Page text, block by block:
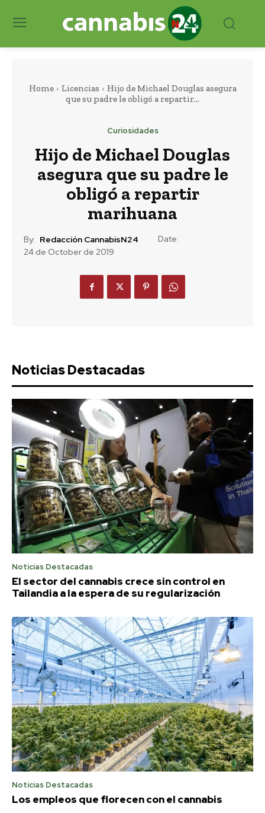
Home Licencias
Hijo de Michael Douglas asegura
que su padre le obligó a repartir...
Curiosidades
Hijo de Michael Douglas
asegura que su padre le
obligó a repartir
marihuana
By: Redacción CannabisN24
Date:
24 de October de 2019
Noticias Destacadas
Noticias Destacadas
El sector del cannabis crece sin control en
Tailandia a la espera de su regularización
Noticias Destacadas
Los empleos que florecen con el cannabis